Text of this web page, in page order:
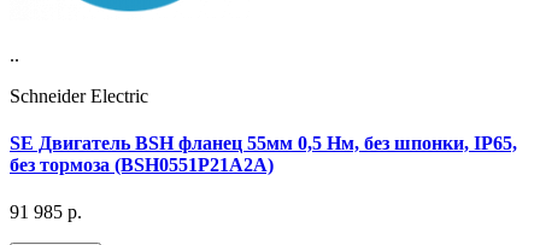
..
Schneider Electric
SE Двигатель BSH фланец 55мм 0,5 Нм, без шпонки, IP65,
без тормоза (BSH0551P21A2A)
91 985 р.